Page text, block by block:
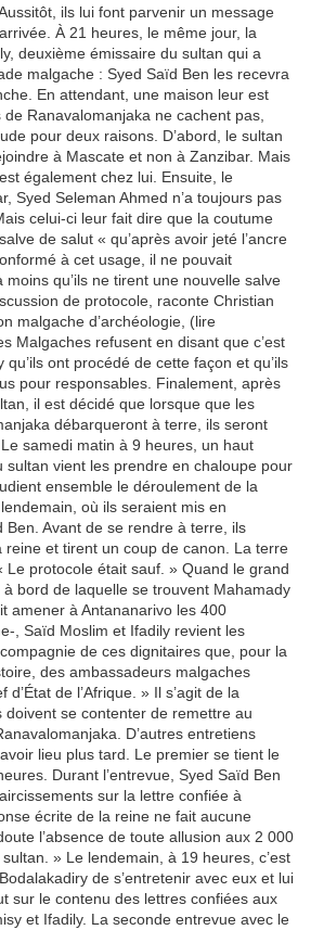
ils lui font parvenir un message
À 21 heures, le même jour, la
deuxième émissaire du sultan qui a
malgache : Syed Saïd Ben les recevra
En attendant, une maison leur est
Ranavalomanjaka ne cachent pas,
pour deux raisons. D’abord, le sultan
à Mascate et non à Zanzibar. Mais
également chez lui. Ensuite, le
Syed Seleman Ahmed n’a toujours pas
celui-ci leur fait dire que la coutume
de salut « qu’après avoir jeté l’ancre
à cet usage, il ne pouvait
qu’ils ne tirent une nouvelle salve
de protocole, raconte Christian
malgache d’archéologie, (lire
Malgaches refusent en disant que c’est
qu’ils ont procédé de cette façon et qu’ils
pour responsables. Finalement, après
il est décidé que lorsque que les
débarqueront à terre, ils seront
samedi matin à 9 heures, un haut
sultan vient les prendre en chaloupe pour
ensemble le déroulement de la
où ils seraient mis en
Ben. Avant de se rendre à terre, ils
reine et tirent un coup de canon. La terre
Le protocole était sauf. » Quand le grand
bord de laquelle se trouvent Mahamady
amener à Antananarivo les 400
, Saïd Moslim et Ifadily revient les
de ces dignitaires que, pour la
des ambassadeurs malgaches
de l’Afrique. » Il s’agit de la
doivent se contenter de remettre au
D’autres entretiens
lieu plus tard. Le premier se tient le
Durant l’entrevue, Syed Saïd Ben
sur la lettre confiée à
écrite de la reine ne fait aucune
l’absence de toute allusion aux 2 000
» Le lendemain, à 19 heures, c’est
de s’entretenir avec eux et lui
sur le contenu des lettres confiées aux
et Ifadily. La seconde entrevue avec le